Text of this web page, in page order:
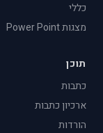
כללי
מצגות Power Point
תוכן
כתבות
ארכיון כתבות
הורדות